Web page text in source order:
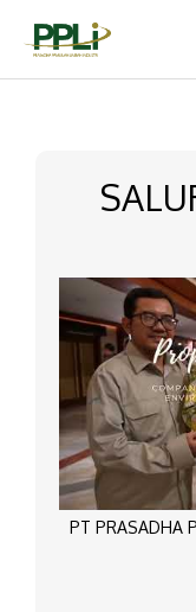
PT PRASADHA